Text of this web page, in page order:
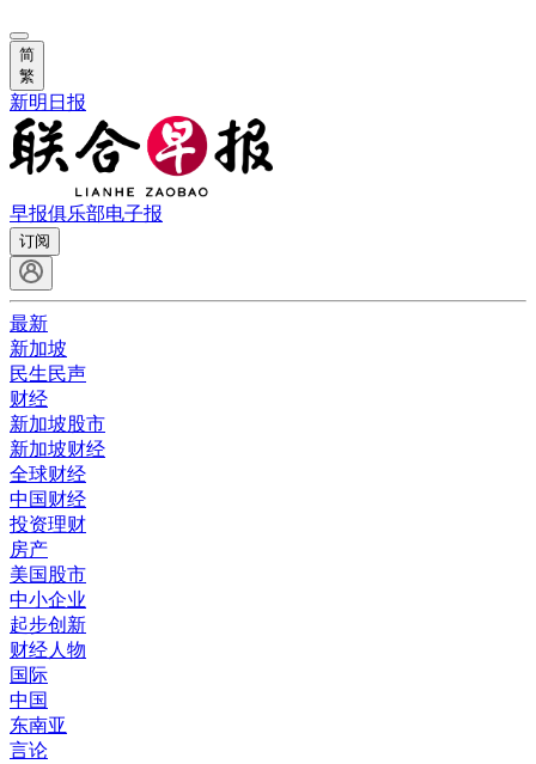
简
繁
新明日报
早报俱乐部电子报
订阅
最新
新加坡
民生民声
财经
新加坡股市
新加坡财经
全球财经
中国财经
投资理财
房产
美国股市
中小企业
起步创新
财经人物
国际
中国
东南亚
言论